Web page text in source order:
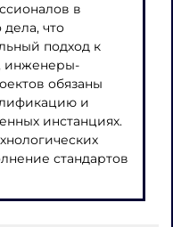
в
что
подход к
инженеры-
обязаны
и
инстанциях.
стандартов